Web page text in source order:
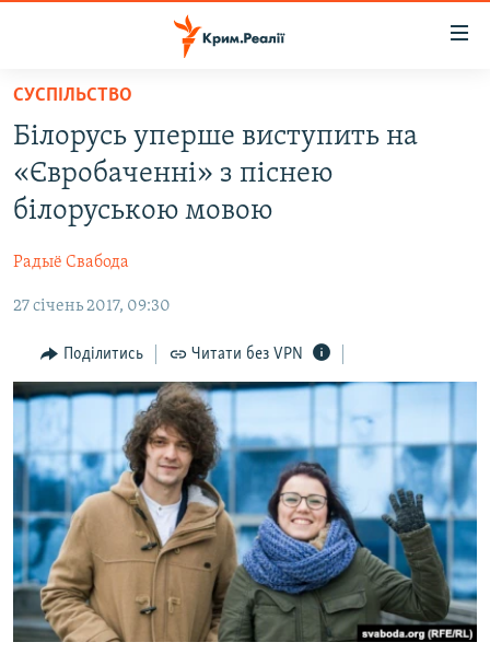
Перейти
основного
матеріалу
Перейти
до
основної
Перейти
пошуку
ВОДА.КРИМ
ВІДЕО ТА ФОТО
БЛОГИ
ПОГЛЯД
ІНТЕРВ'Ю
ВСЕ ЗА ДЕНЬ
СПЕЦПРОЕКТИ
ДЕПОРТАЦІЯ
ВІДЕОУРОКИ «ELIFBE»
СВІДЧЕННЯ ОКУПАЦІЇ
УКРАЇНСЬКА ПРОБЛЕМА КРИМУ
ІНФОГРАФІКА
ЯК ОБІЙТИ БЛОКУВАННЯ
Русский
Qırımtatar
ДОЛУЧАЙСЯ!
СУСПІЛЬСТВО
Білорусь уперше виступить на
«Євробаченні» з піснею
білоруською мовою
Радыё Свабода
27 січень 2017, 09:30
Поділитись Читати без VPN